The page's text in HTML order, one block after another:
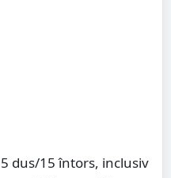
dus/15 întors, inclusiv